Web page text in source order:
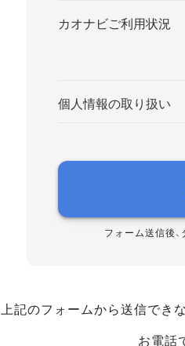
カオナビご利用状況
個人情報の取り扱い
フォーム送信後
上記のフォームから送信でき
お電話